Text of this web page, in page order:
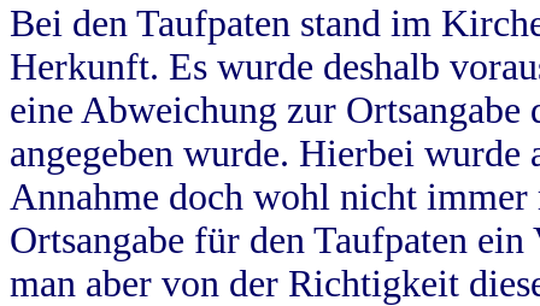
Bei den Taufpaten stand im
Herkunft. Es wurde deshalb
eine Abweichung zur
angegeben wurde. Hierbei wurde
Annahme doch wohl nicht
Ortsangabe für den Taufpaten
man aber von der Richtigkeit